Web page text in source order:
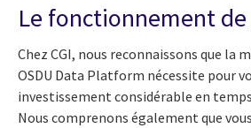
Le fonctionnement
Chez CGI, nous reconnaissons que la
OSDU Data Platform nécessite pour
investissement considérable en
Nous comprenons également que